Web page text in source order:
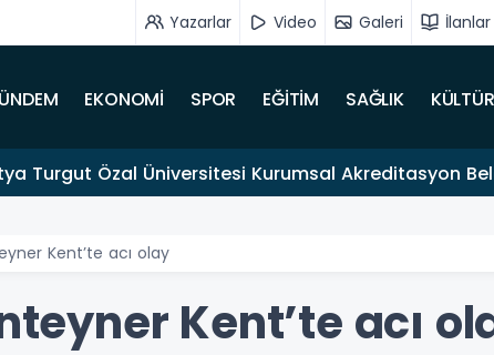
Yazarlar Video Galeri İlanlar
EKONOMİ SPOR EĞİTİM SAĞLIK
Turgut Özal Üniversitesi Kurumsal Akreditasyon
Kent’te acı olay
Kent’te acı